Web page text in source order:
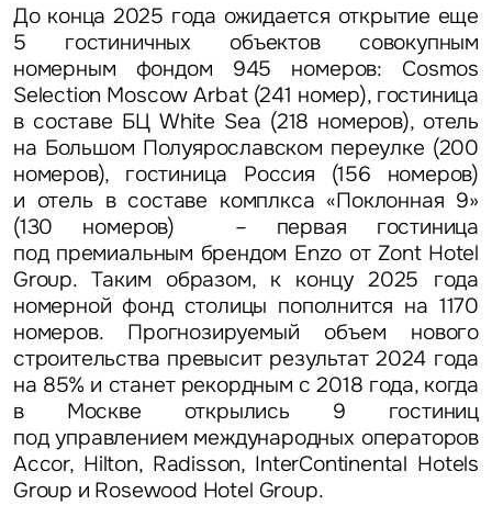
До конца 2025 года ожидается открытие еще
5 гостиничных объектов совокупным
номерным фондом 945 номеров: Cosmos
Selection Moscow Arbat (241 номер), гостиница
в составе БЦ White Sea (218 номеров), отель
на Большом Полуярославском переулке (200
номеров), гостиница Россия (156 номеров)
и отель в составе комплкса «Поклонная 9»
(130 номеров) – первая гостиница
под премиальным брендом Enzo от Zont Hotel
Group. Таким образом, к концу 2025 года
номерной фонд столицы пополнится на 1170
номеров. Прогнозируемый объем нового
строительства превысит результат 2024 года
на 85% и станет рекордным с 2018 года, когда
в Москве открылись 9 гостиниц
под управлением международных операторов
Accor, Hilton, Radisson, InterContinental Hotels
Group и Rosewood Hotel Group.